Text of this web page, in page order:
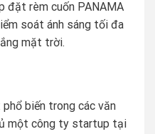
đặt rèm cuốn PANAMA
soát ánh sáng tối đa
mặt trời.
biến trong các văn
một công ty startup tại